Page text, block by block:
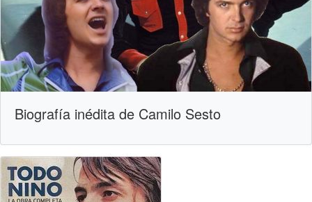
Biografía inédita de Camilo Sesto